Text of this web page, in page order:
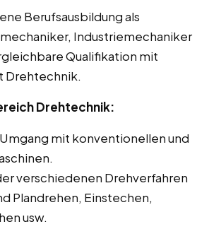
Berufsausbildung als
Industriemechaniker
Qualifikation mit
Drehtechnik.
Drehtechnik:
mit konventionellen und
verschiedenen Drehverfahren
Plandrehen, Einstechen,
usw.